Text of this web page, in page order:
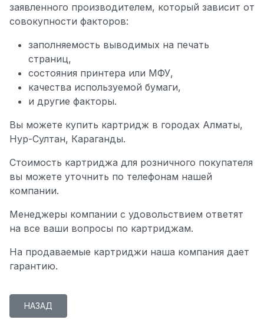
заявленного производителем, который зависит от
совокупности факторов:
заполняемость выводимых на печать
страниц,
состояния принтера или МФУ,
качества используемой бумаги,
и другие факторы.
Вы можете купить картридж в городах Алматы,
Нур-Султан, Караганды.
Стоимость картриджа для розничного покупателя
вы можете уточнить по телефонам нашей
компании.
Менеджеры компании с удовольствием ответят
на все ваши вопросы по картриджам.
На продаваемые картриджи наша компания дает
гарантию.